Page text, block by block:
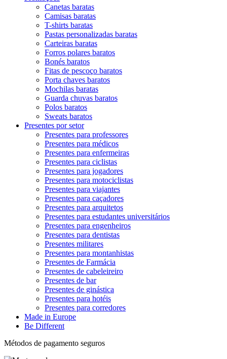
Canetas baratas
Camisas baratas
T-shirts baratas
Pastas personalizadas baratas
Carteiras baratas
Forros polares baratos
Bonés baratos
Fitas de pescoço baratos
Porta chaves baratos
Mochilas baratas
Guarda chuvas baratos
Polos baratos
Sweats baratos
Presentes por setor
Presentes para professores
Presentes para médicos
Presentes para enfermeiras
Presentes para ciclistas
Presentes para jogadores
Presentes para motociclistas
Presentes para viajantes
Presentes para caçadores
Presentes para arquitetos
Presentes para estudantes universitários
Presentes para engenheiros
Presentes para dentistas
Presentes militares
Presentes para montanhistas
Presentes de Farmácia
Presentes de cabeleireiro
Presentes de bar
Presentes de ginástica
Presentes para hotéis
Presentes para corredores
Made in Europe
Be Different
Métodos de pagamento seguros